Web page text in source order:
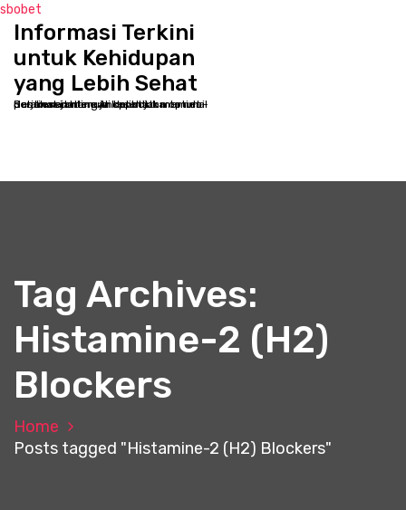
sbobet
Informasi Terkini
untuk Kehidupan
yang Lebih Sehat
Selamat datang di kppbcjakarta.net - Destinasi online Anda untuk memulai perjalanan menuju kesehatan optimal dan kesejahteraan holistik
Tag Archives:
Histamine-2 (H2)
Blockers
Home
Posts tagged "Histamine-2 (H2) Blockers"